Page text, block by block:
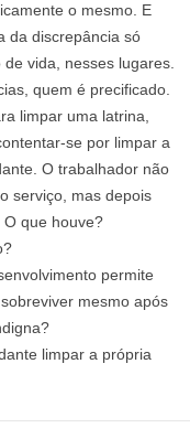
o mesmo. E
da discrepância só
vida, nesses lugares.
quem é precificado.
limpar uma latrina,
se por limpar a
O trabalhador não
serviço, mas depois
O que houve?
permite
mesmo após
limpar a própria